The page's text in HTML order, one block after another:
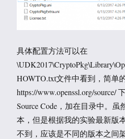
具体配置方法可以在
HOWTO.txt文件中看到，简单
https://www.openssl.org/source/
Source Code，加在目录中。
本，但是根据我的实验最新版
不到，应该是不同的版本之间